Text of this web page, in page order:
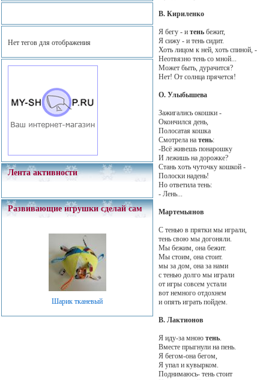
Нет тегов для отображения
Лента активности
Развивающие игрушки сделай сам
Шарик тканевый
В. Кириленко
Я бегу - и теньбежит,
Я сижу - и тень сидит.
Хоть лицом к ней, хоть спиной, -
Неотвязно тень со мной...
Может быть, дурачится?
Нет! От солнца прячется!
О. Улыбышева
Зажигались окошки -
Окончился день,
Полосатая кошка
Смотрела на тень:
-Всё живешь понарошку
И лежишь на дорожке?
Стань хоть чуточку кошкой -
Полоски надень!
Но ответила тень:
- Лень...
Мартемьянов
С тенью в прятки мы играли,
тень свою мы догоняли.
Мы бежим, она бежит.
Мы стоим, она стоит.
мы за дом, она за нами
с тенью долго мы играли
от игры совсем устали
вот немного отдохнем
и опять играть пойдем.
В. Лактионов
Я иду-за мною тень.
Вместе прыгнули на пень.
Я бегом-она бегом,
Я упал и кувырком.
Поднимаюсь- тень стоит